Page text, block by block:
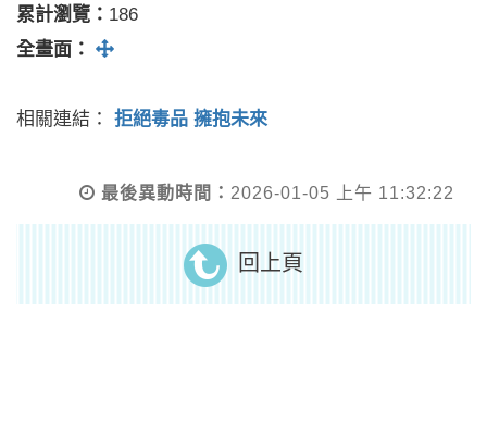
累計瀏覽： 186
全畫面： 全螢幕
相關連結： 拒絕毒品 擁抱未來
最後異動時間： 2026-01-05 上午 11:32:22
回上頁